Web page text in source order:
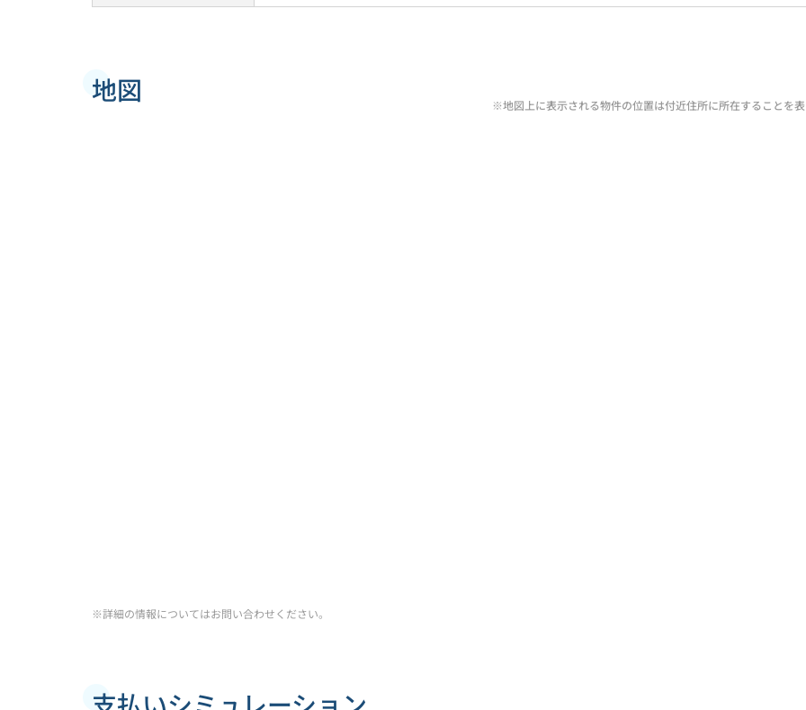
地図 ※地図上に表示される物件の位置は付近住所に所在することを
※詳細の情報についてはお問い合わせください。